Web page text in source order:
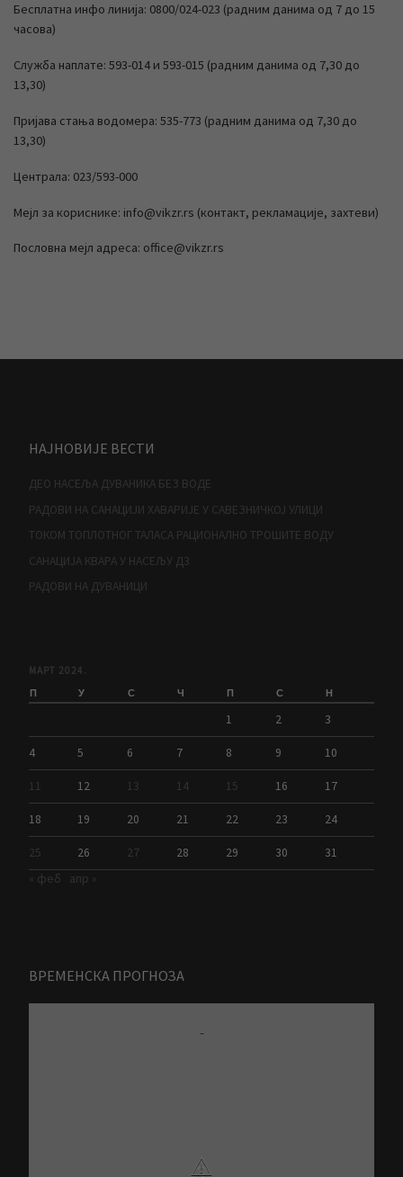
Бесплатна инфо линија: 0800/024-023 (радним данима од 7 до 15
часова)
Служба наплате: 593-014 и 593-015 (радним данима од 7,30 до
13,30)
Пријава стања водомера: 535-773 (радним данима од 7,30 до
13,30)
Централа: 023/593-000
Мејл за кориснике: info@vikzr.rs (контакт, рекламације, захтеви)
Пословна мејл адреса: office@vikzr.rs
НАЈНОВИЈЕ ВЕСТИ
ДЕО НАСЕЉА ДУВАНИКА БЕЗ ВОДЕ
РАДОВИ НА САНАЦИЈИ ХАВАРИЈЕ У САВЕЗНИЧКОЈ УЛИЦИ
ТОКОМ ТОПЛОТНОГ ТАЛАСА РАЦИОНАЛНО ТРОШИТЕ ВОДУ
САНАЦИЈА КВАРА У НАСЕЉУ Д3
РАДОВИ НА ДУВАНИЦИ
МАРТ 2024.
П У С Ч П С Н
1 2 3
4 5 6 7 8 9 10
11 12 13 14 15 16 17
18 19 20 21 22 23 24
25 26 27 28 29 30
31
« феб
апр »
ВРЕМЕНСКА ПРОГНОЗА
-
⚠